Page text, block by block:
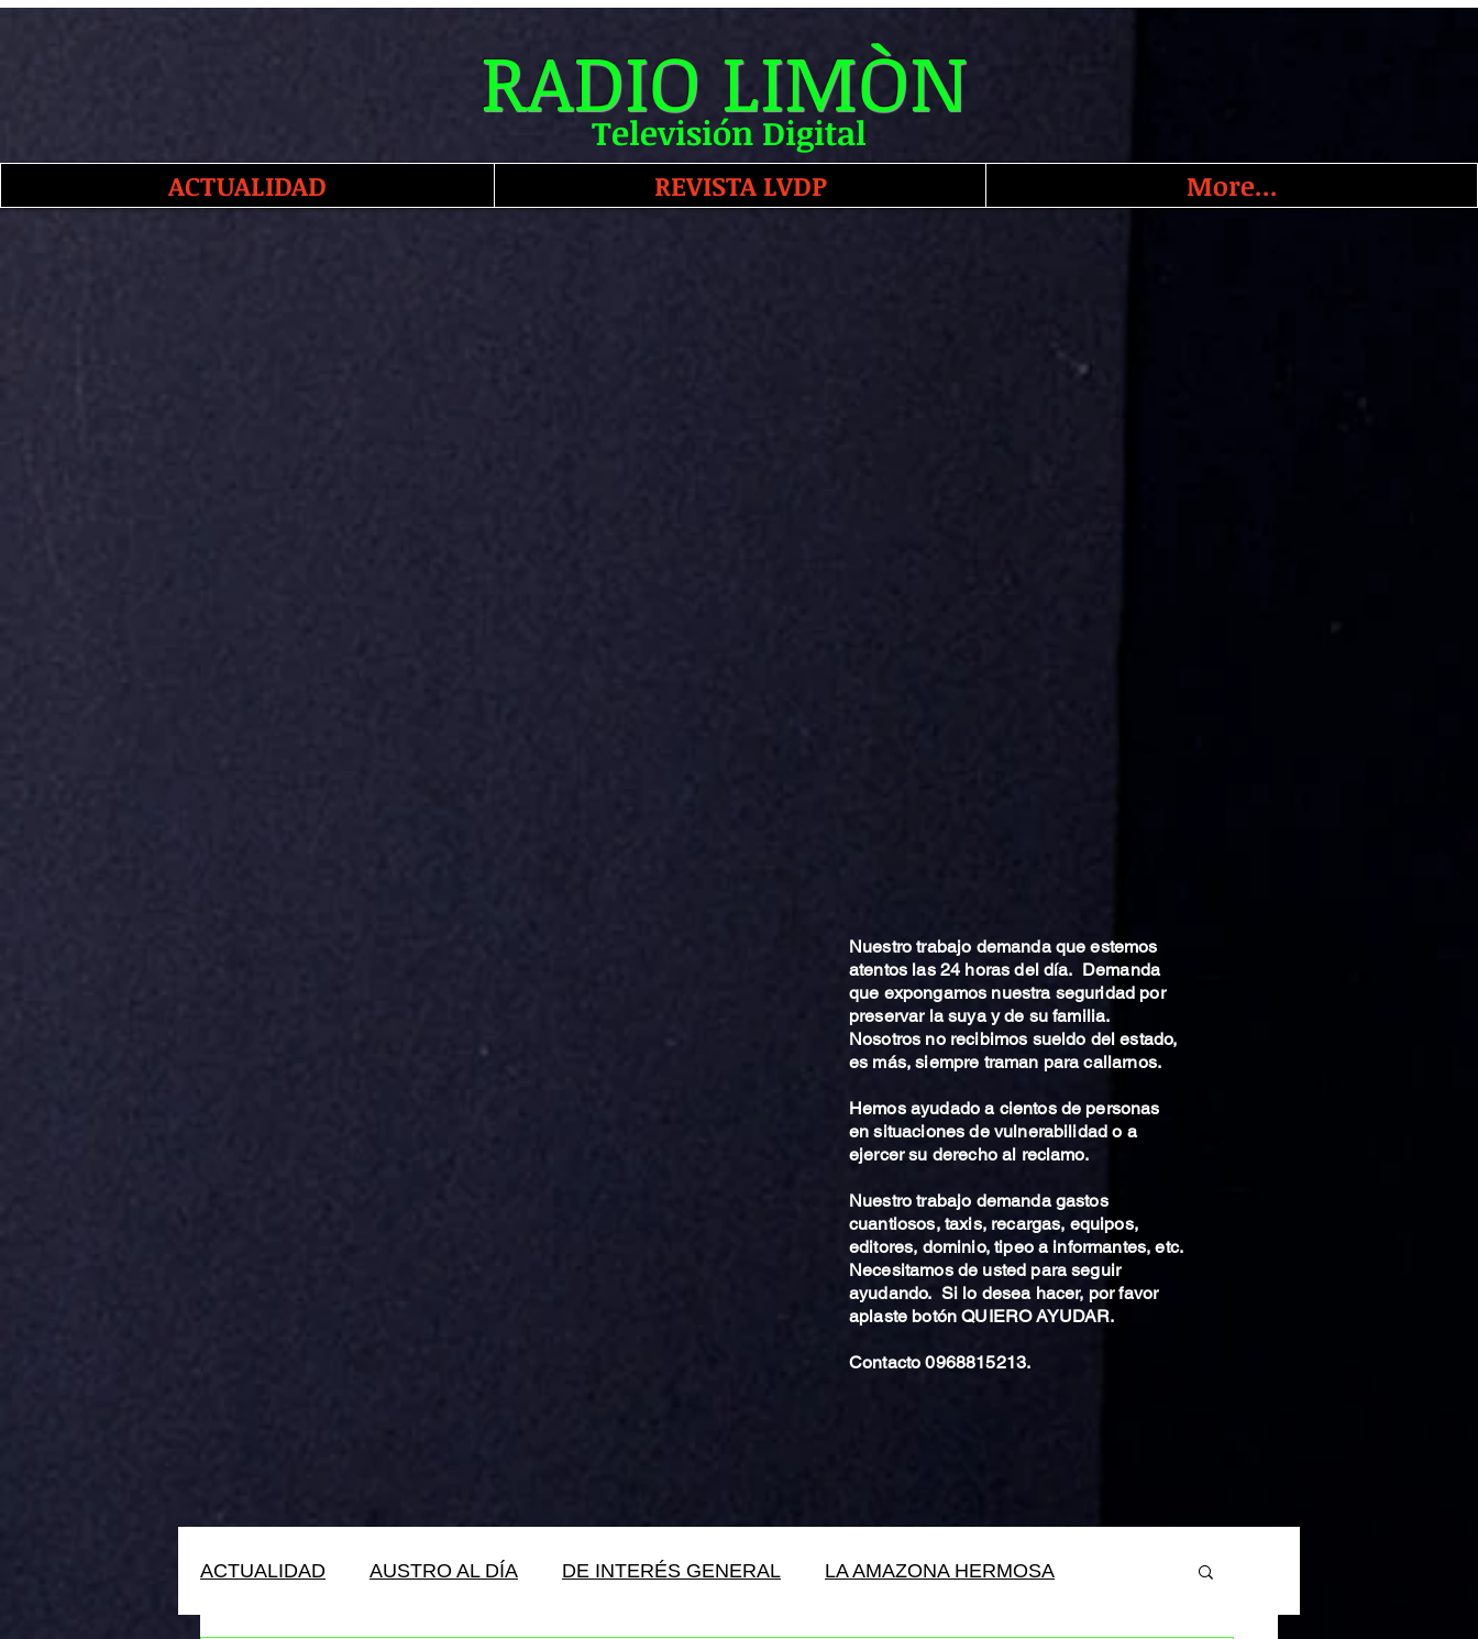
Nuestro trabajo demanda que estemos
atentos las 24 horas del día. Demanda
que expongamos nuestra seguridad por
preservar la suya y de su familia.
Nosotros no recibimos sueldo del estado,
es más, siempre traman para callarnos.
Hemos ayudado a cientos de personas
en situaciones de vulnerabilidad o a
ejercer su derecho al reclamo.
Nuestro trabajo demanda gastos
cuantiosos, taxis, recargas, equipos,
editores, dominio, tipeo a informantes, etc.
Necesitamos de usted para seguir
ayudando. Si lo desea hacer, por favor
aplaste botón QUIERO AYUDAR.
Contacto 0968815213.
ACTUALIDAD AUSTRO AL DÍA DE INTERÉS GENERAL LA AMAZONA HERMOSA
Televisión Digital
RADIO LIMÒN
ACTUALIDAD REVISTA LVDP More...